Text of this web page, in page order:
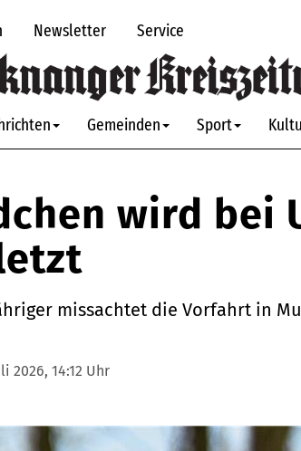
Newsletter Service
Gemeinden Sport
wird bei
missachtet die Vorfahrt in
2026, 14:12 Uhr